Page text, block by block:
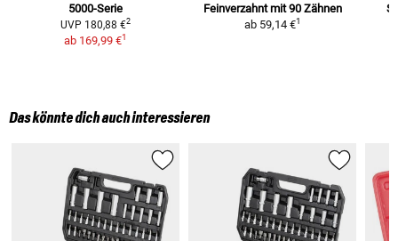
5000-Serie
UVP 180,88 €2
ab 169,99 €1
Feinverzahnt mit 90 Zähnen
ab 59,14 €1
Das könnte dich auch interessieren